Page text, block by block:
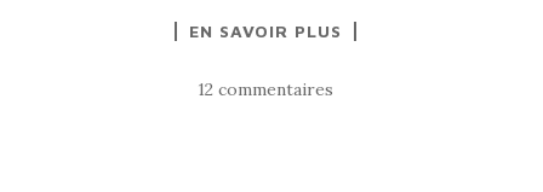
EN SAVOIR PLUS
12 commentaires